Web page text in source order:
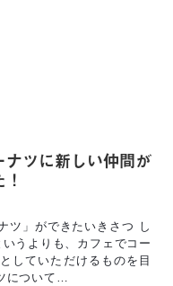
ナツに新しい仲間が
ツ」ができたいきさつ し
うよりも、カフェでコー
していただけるものを目
について…